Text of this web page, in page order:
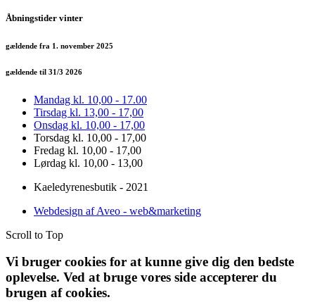
Åbningstider vinter
gældende fra 1. november 2025
gældende til 31/3 2026
Mandag kl. 10,00 - 17.00
Tirsdag kl. 13,00 - 17,00
Onsdag kl. 10,00 - 17,00
Torsdag kl. 10,00 - 17,00
Fredag kl. 10,00 - 17,00
Lørdag kl. 10,00 - 13,00
Kaeledyrenesbutik - 2021
Webdesign af Aveo - web&marketing
Scroll to Top
Vi bruger cookies for at kunne give dig den bedste
oplevelse. Ved at bruge vores side accepterer du
brugen af cookies.